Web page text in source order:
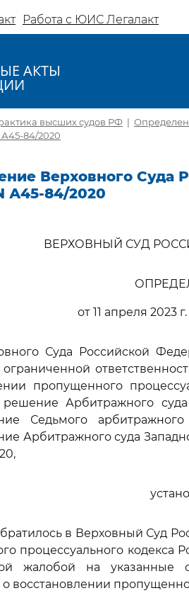
Работа с ЮИС Легалакт
АКТЫ
высших судов РФ |
А45-84/2020
Верховного Суда
А45-84/2020
ВЕРХОВНЫЙ СУД
от 11 апреля 2023
Суда Российской
пропущенного
Арбитражного суда
Седьмого
Арбитражного суда
в Верховный Суд
процессуального
жалобой на указанные
о восстановлении